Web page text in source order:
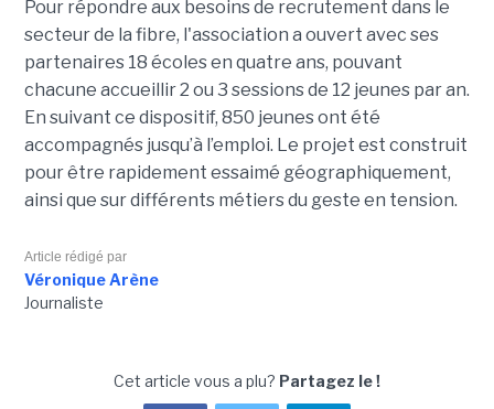
Pour répondre aux besoins de recrutement dans le
secteur de la fibre, l'association a ouvert avec ses
partenaires 18 écoles en quatre ans, pouvant
chacune accueillir 2 ou 3 sessions de 12 jeunes par an.
En suivant ce dispositif, 850 jeunes ont été
accompagnés jusqu’à l’emploi. Le projet est construit
pour être rapidement essaimé géographiquement,
ainsi que sur différents métiers du geste en tension.
Article rédigé par
Véronique Arène
Journaliste
Cet article vous a plu? Partagez le !